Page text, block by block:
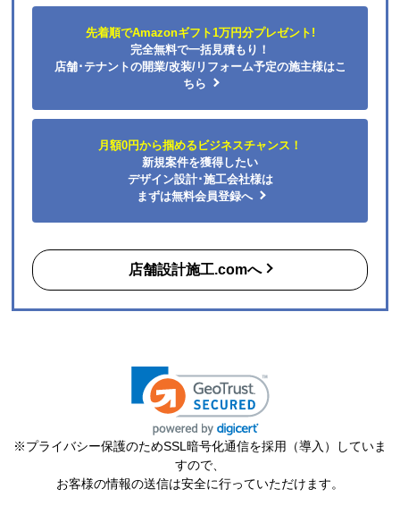
予定の期日までに商品が届きましたか？
商品の梱包は必要十分なものでしたか？
またこのショップを利用したいですか？
【このショップを選んだ理由は？】
購入した時点で最安価格でした。また、このショップ
を以前利用したことがあり、対応がとても良かったの
【注文からどのくらいで届きましたか？】
【その他感想・コメント】
ショップ選らんだ理由でも述べましたが、注文から配
送まで、そのつど連絡メールが届き状況が確実に把握
できとても満足しました。
先着順でAmazonギフト1万円分プレゼント!
完全無料で一括見積もり！
店舗･テナントの開業/改装/リフォーム予定の施主様はこ
ちら
月額0円から掴めるビジネスチャンス！
新規案件を獲得したい
デザイン設計･施工会社様は
まずは無料会員登録へ
店舗設計施工.comへ
※プライバシー保護のためSSL暗号化通信を採用（導入）していま
すので、
お客様の情報の送信は安全に行っていただけます。